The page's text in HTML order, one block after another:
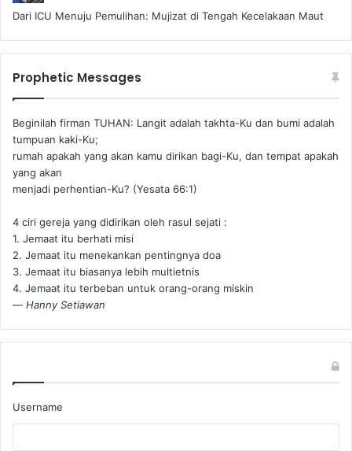
Dari ICU Menuju Pemulihan: Mujizat di Tengah Kecelakaan Maut
Prophetic Messages
Beginilah firman TUHAN: Langit adalah takhta-Ku dan bumi adalah
tumpuan kaki-Ku;
rumah apakah yang akan kamu dirikan bagi-Ku, dan tempat apakah
yang akan
menjadi perhentian-Ku? (Yesata 66:1) ‪
4 ciri gereja yang didirikan oleh rasul sejati :
1. Jemaat itu berhati misi
2. Jemaat itu menekankan pentingnya doa
3. Jemaat itu biasanya lebih multietnis
4. Jemaat itu terbeban untuk orang-orang miskin
— Hanny Setiawan
Username